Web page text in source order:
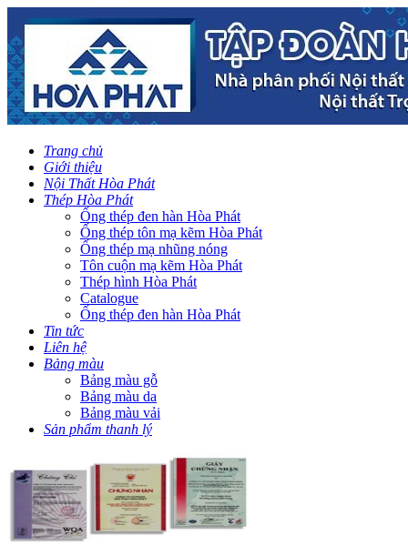
Trang chủ
Giới thiệu
Nội Thất Hòa Phát
Thép Hòa Phát
Ống thép đen hàn Hòa Phát
Ống thép tôn mạ kẽm Hòa Phát
Ống thép mạ nhũng nóng
Tôn cuộn mạ kẽm Hòa Phát
Thép hình Hòa Phát
Catalogue
Ống thép đen hàn Hòa Phát
Tin tức
Liên hệ
Bảng màu
Bảng màu gỗ
Bảng màu da
Bảng màu vải
Sản phẩm thanh lý